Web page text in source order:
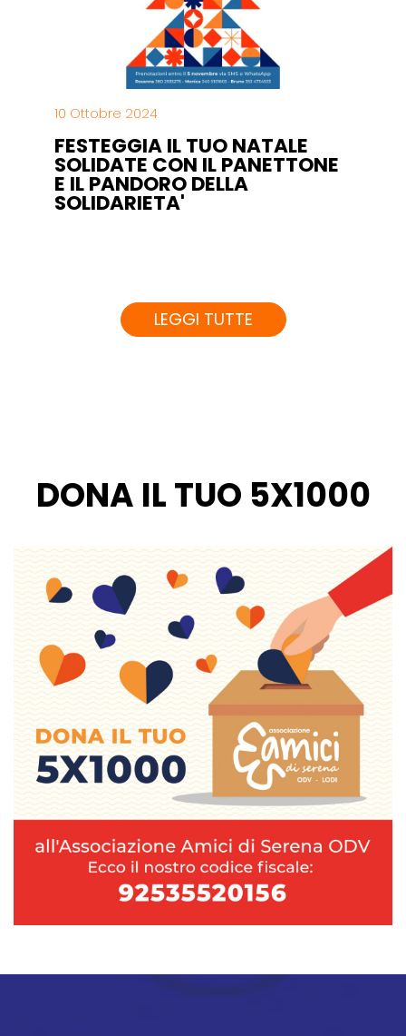
10 Ottobre 2024
FESTEGGIA IL TUO NATALE
SOLIDATE CON IL PANETTONE
E IL PANDORO DELLA
SOLIDARIETA'
LEGGI TUTTE
DONA IL TUO 5X1000